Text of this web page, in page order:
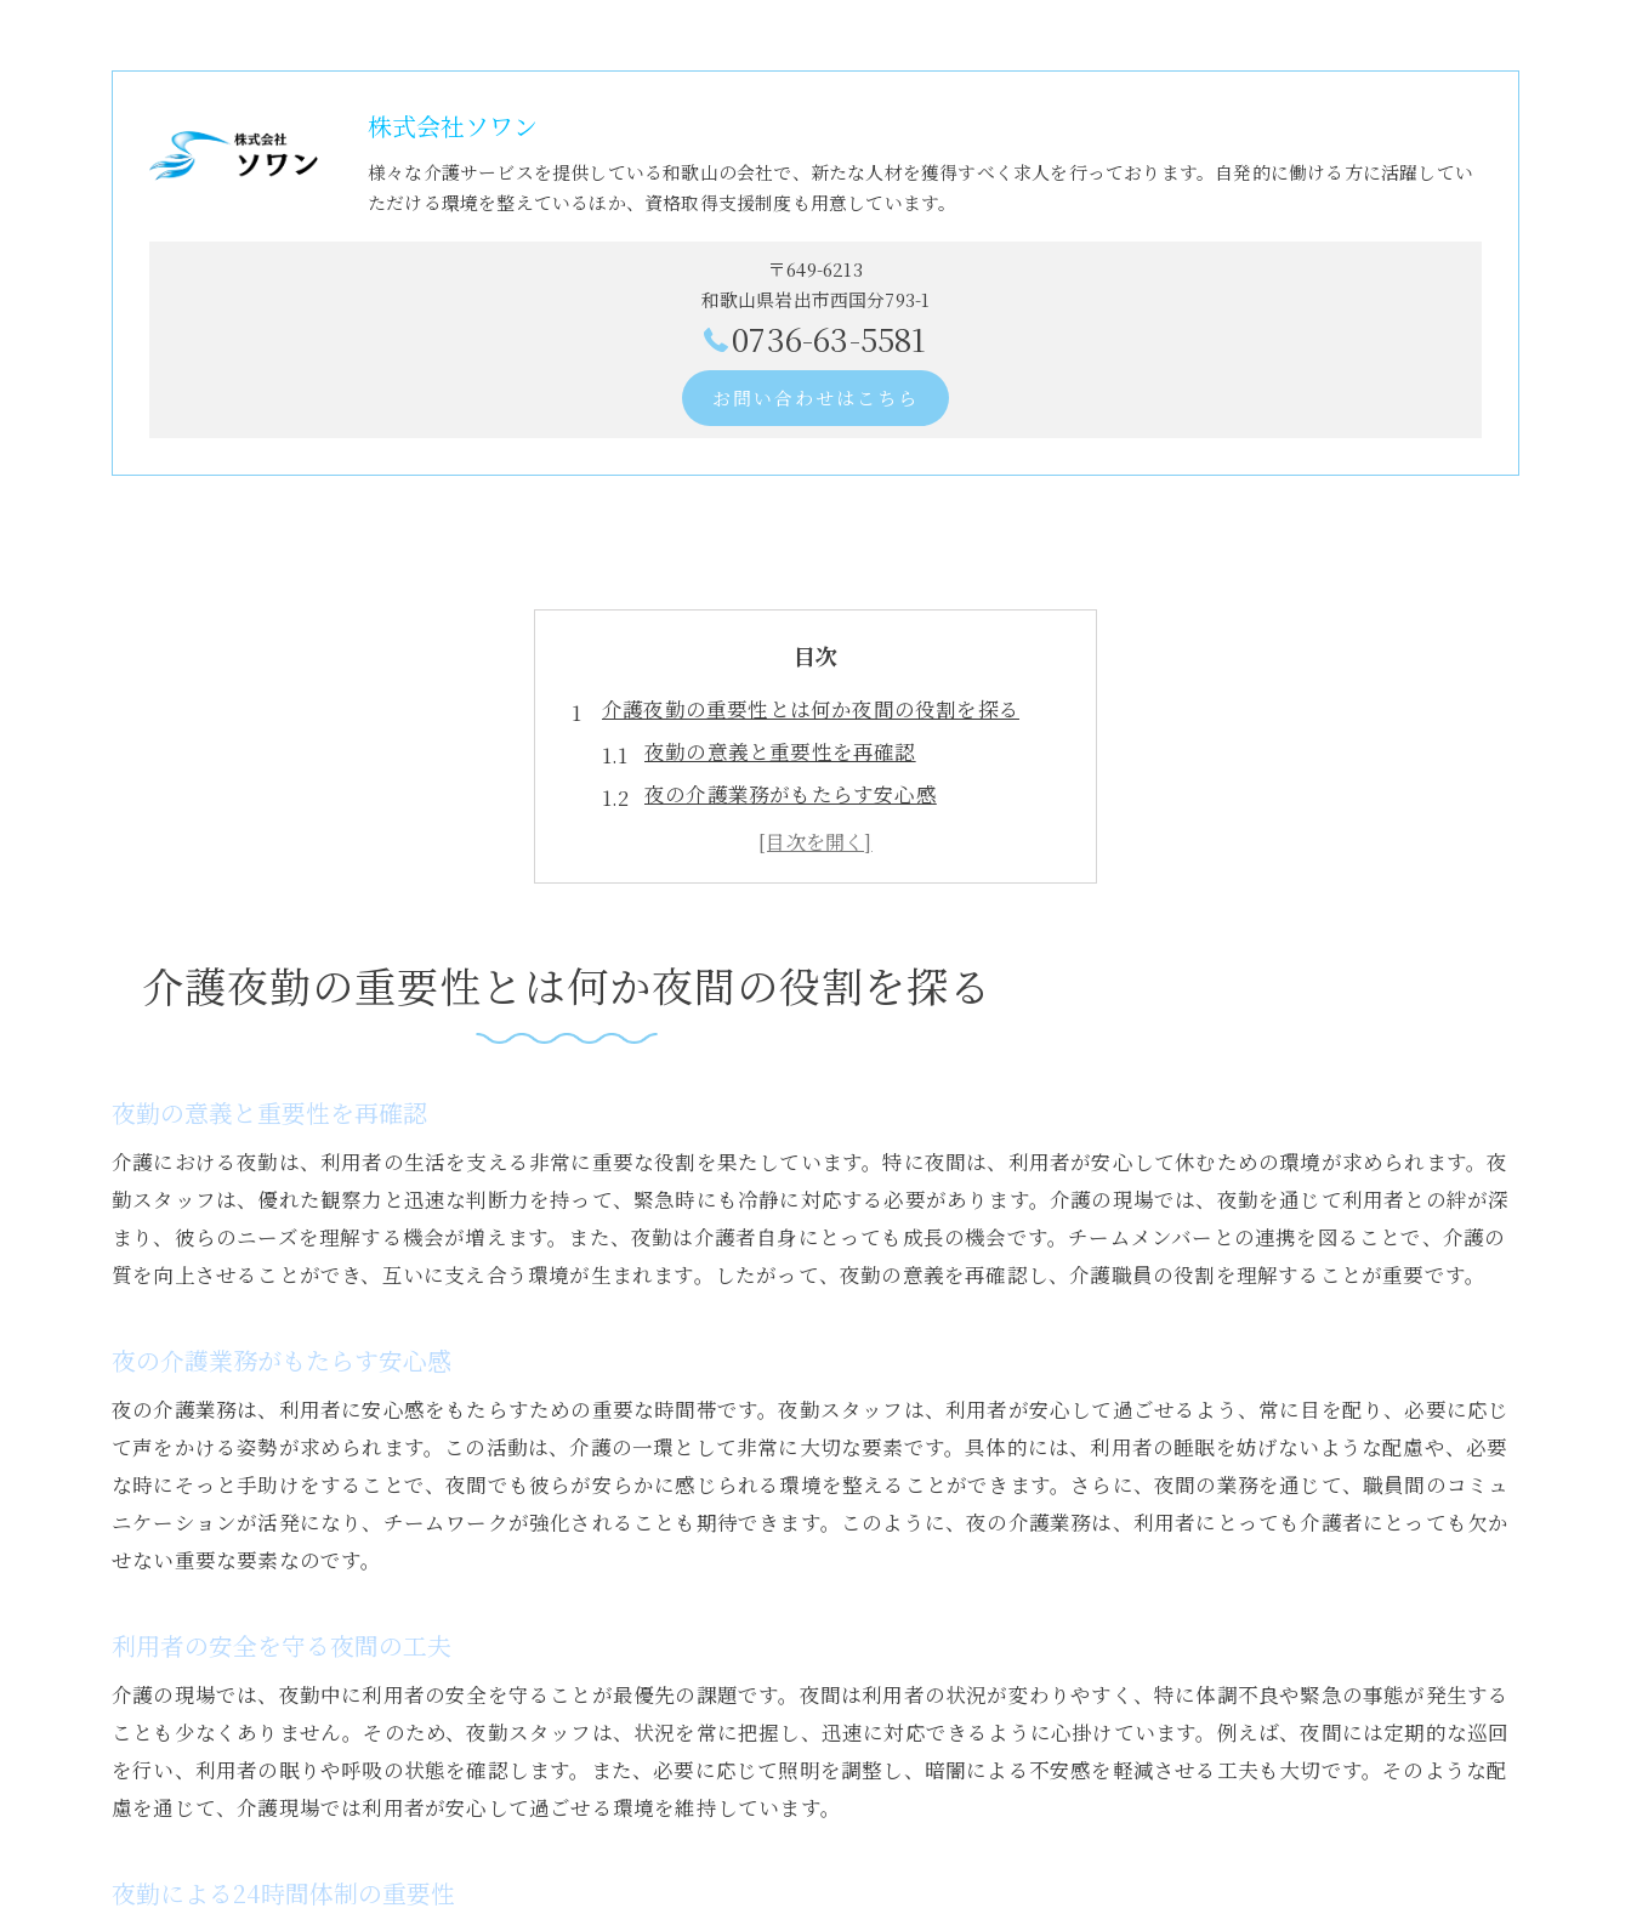
株式会社ソワン
様々な介護サービスを提供している和歌山の会社で、新たな人材を獲得すべく求人を行っております。自発的に働ける方に活躍してい
ただける環境を整えているほか、資格取得支援制度も用意しています。
〒649-6213
和歌山県岩出市西国分793-1
0736-63-5581
お問い合わせはこちら
目次
介護夜勤の重要性とは何か夜間の役割を探る
夜勤の意義と重要性を再確認
夜の介護業務がもたらす安心感
利用者の安全を守る夜間の工夫
夜勤による24時間体制の重要性
夜勤中の緊急対応の重要性
心温まる介護夜勤のストーリーとその意義
夜勤中に生まれる心温まるエピソード
夜勤がもたらす絆とチームワーク
心に響く介護夜勤の物語
介護夜勤で見つけた幸せな瞬間
夜勤中のスタッフのサポート体制
夜間の見守りと迅速な対応
安心感を高める夜勤の環境整備
静かな夜が育むスタッフの絆
共に過ごす夜が築く強い信頼
夜勤中のチームワークの重要性
一緒に乗り越える夜勤の困難
介護夜勤の重要性とは何か夜間の役割を探る
夜勤の意義と重要性を再確認
介護における夜勤は、利用者の生活を支える非常に重要な役割を果たしています。特に夜間は、利用者が安心して休むための環境が求められます。夜
勤スタッフは、優れた観察力と迅速な判断力を持って、緊急時にも冷静に対応する必要があります。介護の現場では、夜勤を通じて利用者との絆が深
まり、彼らのニーズを理解する機会が増えます。また、夜勤は介護者自身にとっても成長の機会です。チームメンバーとの連携を図ることで、介護の
質を向上させることができ、互いに支え合う環境が生まれます。したがって、夜勤の意義を再確認し、介護職員の役割を理解することが重要です。
夜の介護業務がもたらす安心感
夜の介護業務は、利用者に安心感をもたらすための重要な時間帯です。夜勤スタッフは、利用者が安心して過ごせるよう、常に目を配り、必要に応じ
て声をかける姿勢が求められます。この活動は、介護の一環として非常に大切な要素です。具体的には、利用者の睡眠を妨げないような配慮や、必要
な時にそっと手助けをすることで、夜間でも彼らが安らかに感じられる環境を整えることができます。さらに、夜間の業務を通じて、職員間のコミュ
ニケーションが活発になり、チームワークが強化されることも期待できます。このように、夜の介護業務は、利用者にとっても介護者にとっても欠か
せない重要な要素なのです。
利用者の安全を守る夜間の工夫
介護の現場では、夜勤中に利用者の安全を守ることが最優先の課題です。夜間は利用者の状況が変わりやすく、特に体調不良や緊急の事態が発生する
ことも少なくありません。そのため、夜勤スタッフは、状況を常に把握し、迅速に対応できるように心掛けています。例えば、夜間には定期的な巡回
を行い、利用者の眠りや呼吸の状態を確認します。また、必要に応じて照明を調整し、暗闇による不安感を軽減させる工夫も大切です。そのような配
慮を通じて、介護現場では利用者が安心して過ごせる環境を維持しています。
夜勤による24時間体制の重要性